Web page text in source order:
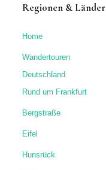
Regionen & Länder
Home
Wandertouren
Deutschland
Rund um Frankfurt
Bergstraße
Eifel
Hunsrück